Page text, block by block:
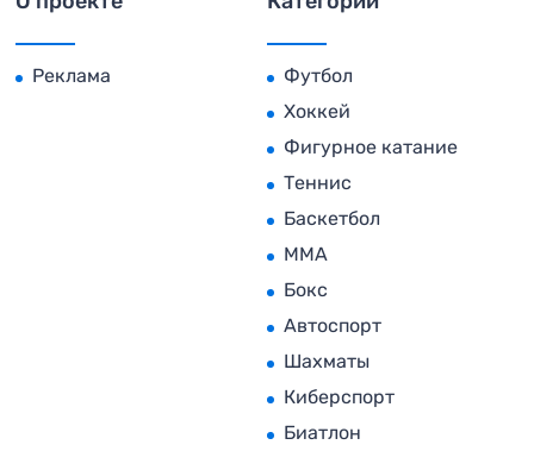
Реклама
Футбол
Хоккей
Фигурное катание
Теннис
Баскетбол
MMA
Бокс
Автоспорт
Шахматы
Киберспорт
Биатлон